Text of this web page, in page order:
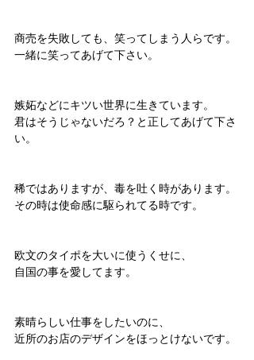
商売を失敗しても、笑ってしまう人らです。
一緒に笑ってあげて下さい。
嫉妬などにキツい世界に生きています。
君はそうじゃないだろ？と正してあげて下さ
い。
稀ではありますが、毒を吐く時があります。
その時は使命感に駆られてる時です。
欧文のタイポを大いに使うくせに、
自国の事を愛してます。
素晴らしい仕事をしたいのに、
近所のお店のデザインをほっとけないです。